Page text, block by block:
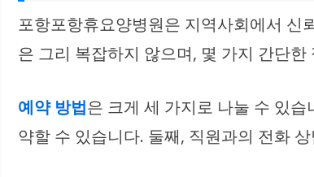
포항포항휴요양병원은 지역사회에서 신
은 그리 복잡하지 않으며, 몇 가지 간단
예약 방법은 크게 세 가지로 나눌 수 있
약할 수 있습니다. 둘째, 직원과의 전화